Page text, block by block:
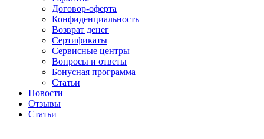
Договор-оферта
Конфиденциальность
Возврат денег
Сертификаты
Сервисные центры
Вопросы и ответы
Бонусная программа
Статьи
Новости
Отзывы
Статьи